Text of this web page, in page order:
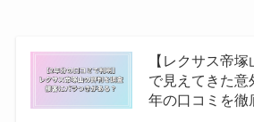
【レクサス帝
で見えてきた意
年の口コミを徹